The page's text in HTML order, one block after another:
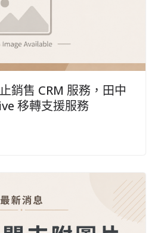
銷售 CRM 服務，田中
移轉支援服務